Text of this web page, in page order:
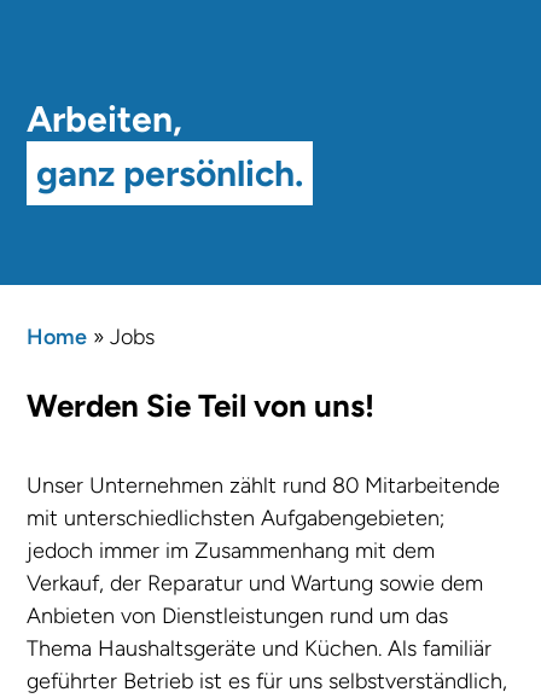
Arbeiten,
ganz persönlich.
Home »Jobs
Werden Sie Teil von uns!
Unser Unternehmen zählt rund 80 Mitarbeitende
mit unterschiedlichsten Aufgabengebieten;
jedoch immer im Zusammenhang mit dem
Verkauf, der Reparatur und Wartung sowie dem
Anbieten von Dienstleistungen rund um das
Thema Haushaltsgeräte und Küchen. Als familiär
geführter Betrieb ist es für uns selbstverständlich,